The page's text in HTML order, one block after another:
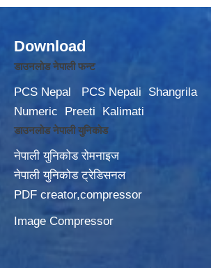
Download
डाउनलोड नेपाली फन्ट
PCS Nepal PCS Nepali
Shangrila
Numeric
Preeti Kalimati
डाउनलोड नेपाली युनिकोड
नेपाली युनिकोड रोमनाइज
नेपाली युनिकोड ट्रेडिसनल
PDF creator,compressor
Image Compressor